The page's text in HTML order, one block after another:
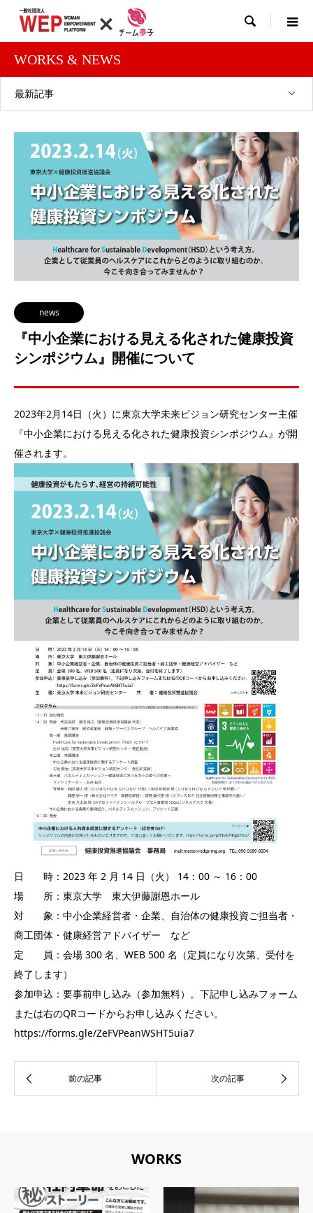

WORKS & NEWS
最新記事
news
『中小企業における見える化された健康投資
シンポジウム』開催について
2023年2月14日（火）に東京大学未来ビジョン研究センター主催
『中小企業における見える化された健康投資シンポジウム』が開
催されます。
日 時：2023 年 2 月 14 日（火） 14：00 ～ 16：00
場 所：東京大学 東大伊藤謝恩ホール
対 象：中小企業経営者・企業、自治体の健康投資ご担当者・
商工団体・健康経営アドバイザー など
定 員：会場 300 名、WEB 500 名（定員になり次第、受付を
終了します）
参加申込：要事前申し込み（参加無料）。下記申し込みフォーム
または右のQRコードからお申し込みください。
https://forms.gle/ZeFVPeanWSHT5uia7
WORKS